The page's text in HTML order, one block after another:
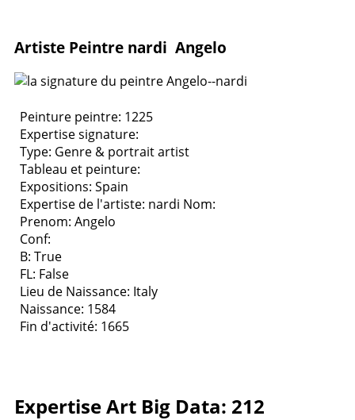
Artiste Peintre nardi Angelo
Peinture peintre: 1225
Expertise signature:
Type: Genre & portrait artist
Tableau et peinture:
Expositions: Spain
Expertise de l'artiste: nardi Nom:
Prenom: Angelo
Conf:
B: True
FL: False
Lieu de Naissance: Italy
Naissance: 1584
Fin d'activité: 1665
Expertise Art Big Data: 212